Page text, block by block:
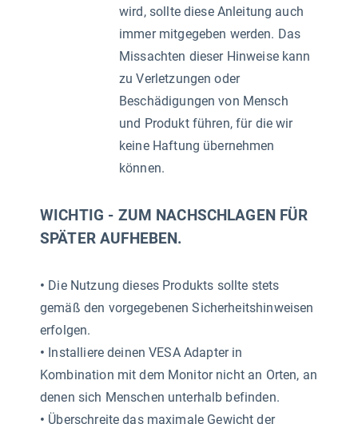
wird, sollte diese Anleitung auch
immer mitgegeben werden. Das
Missachten dieser Hinweise kann
zu Verletzungen oder
Beschädigungen von Mensch
und Produkt führen, für die wir
keine Haftung übernehmen
können.
WICHTIG - ZUM NACHSCHLAGEN FÜR
SPÄTER AUFHEBEN.
• Die Nutzung dieses Produkts sollte stets
gemäß den vorgegebenen Sicherheitshinweisen
erfolgen.
• Installiere deinen VESA Adapter in
Kombination mit dem Monitor nicht an Orten, an
denen sich Menschen unterhalb befinden.
• Überschreite das maximale Gewicht der